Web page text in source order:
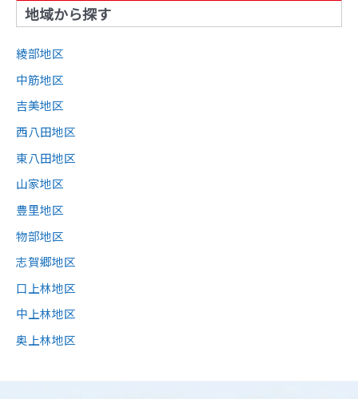
地域から探す
綾部地区
中筋地区
吉美地区
西八田地区
東八田地区
山家地区
豊里地区
物部地区
志賀郷地区
口上林地区
中上林地区
奥上林地区